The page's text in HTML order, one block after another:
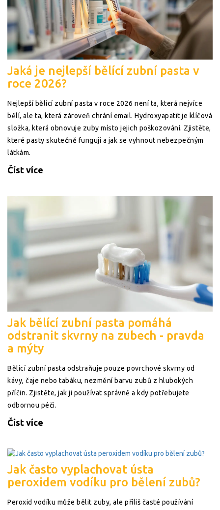
Jaká je nejlepší bělící zubní pasta v
roce 2026?
Nejlepší bělící zubní pasta v roce 2026 není ta, která nejvíce
bělí, ale ta, která zároveň chrání email. Hydroxyapatit je klíčová
složka, která obnovuje zuby místo jejich poškozování. Zjistěte,
které pasty skutečně fungují a jak se vyhnout nebezpečným
látkám.
Číst více
Jak bělící zubní pasta pomáhá
odstranit skvrny na zubech - pravda
a mýty
Bělící zubní pasta odstraňuje pouze povrchové skvrny od
kávy, čaje nebo tabáku, nezmění barvu zubů z hlubokých
příčin. Zjistěte, jak ji používat správně a kdy potřebujete
odbornou péči.
Číst více
Jak často vyplachovat ústa
peroxidem vodíku pro bělení zubů?
Peroxid vodíku může bělit zuby, ale příliš časté používání